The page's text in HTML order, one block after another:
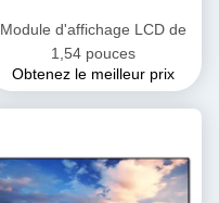
Module d'affichage LCD de
1,54 pouces
Obtenez le meilleur prix